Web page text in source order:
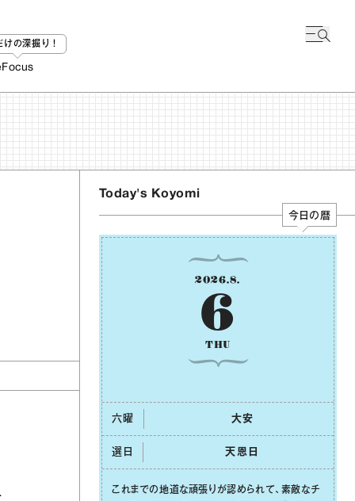
けの深掘り！
Focus
Today's Koyomi
今日の暦
2026.8.
6
THU
六曜 ⼤安
選日 天恩⽇
これまでの地道な頑張りが認められて、素敵なチ